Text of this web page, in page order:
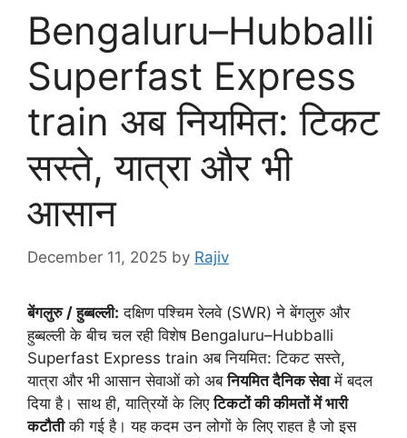
Bengaluru–Hubballi
Superfast Express
train अब नियमित: टिकट
सस्ते, यात्रा और भी
आसान
December 11, 2025 by Rajiv
बेंगलुरु / हुब्बल्ली: दक्षिण पश्चिम रेलवे (SWR) ने बेंगलुरु और
हुब्बल्ली के बीच चल रही विशेष Bengaluru–Hubballi
Superfast Express train अब नियमित: टिकट सस्ते,
यात्रा और भी आसान सेवाओं को अबनियमित दैनिक सेवामें बदल
दिया है। साथ ही, यात्रियों के लिएटिकटों की कीमतों में भारी
कटौतीकी गई है। यह कदम उन लोगों के लिए राहत है जो इस